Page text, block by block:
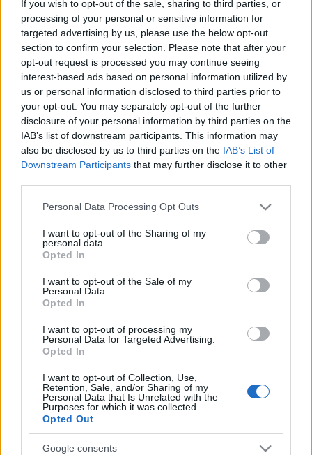
If you wish to opt-out of the sale, sharing to third parties, or
processing of your personal or sensitive information for
targeted advertising by us, please use the below opt-out
section to confirm your selection. Please note that after your
opt-out request is processed you may continue seeing
interest-based ads based on personal information utilized by
us or personal information disclosed to third parties prior to
your opt-out. You may separately opt-out of the further
disclosure of your personal information by third parties on the
IAB’s list of downstream participants. This information may
also be disclosed by us to third parties on the IAB’s List of
Downstream Participants that may further disclose it to other
Please note that this website/app uses one or more Google
not limited to your visit or usage behaviour. You may click to
grant or deny consent to Google and its third-party tags to
use your data for below specified purposes in below Google
consent section.
Personal Data Processing Opt Outs
I want to opt-out of the Sharing of my
personal data.
Opted In
I want to opt-out of the Sale of my
Personal Data.
Opted In
I want to opt-out of processing my
Personal Data for Targeted Advertising.
Opted In
I want to opt-out of Collection, Use,
Retention, Sale, and/or Sharing of my
Personal Data that Is Unrelated with the
Purposes for which it was collected.
Opted Out
Google consents
2013-as tavaszi/nyári kollekciójához
kapcsolódik.Hogy egészen pontosak legyünk, akkor
inkább kiegészítőkről lesz szó, sőt inkább
sportszerekről, hiszen a Lacoste az idei szezonban a
sportok szerelmeseinek kedvez, így most már nem…
Skartorialist - Deszkások divatja
HorvathL•2012. augusztus 27.
A gördeszkás szubkultúra öltözködési elemei nagy
hatással vannak a divatra. Világszerte többmillió
rajongót szerzett magának ez az extrémsport, ami
fiatalokat. Mint minden tömegkultúrába beszivárgó
szubkultúrának, a…
Szettajánló: longboardozás
farmerban
HorvathL •2012. július 10.
tengerparti sétányon guruló fiatalok szerelését
idézzük meg. Az egyre népszerűbb longboardozás
nagy hatással van a fiatalok öltözködésére ezen a
nyáron, nekem különösen közel áll a szívemhez a
Vans cipő - farmer…